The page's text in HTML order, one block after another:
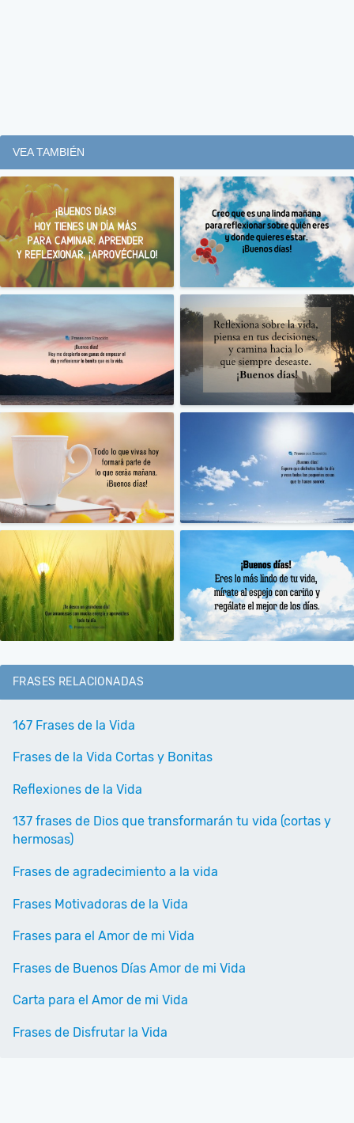
VEA TAMBIÉN
FRASES RELACIONADAS
167 Frases de la Vida
Frases de la Vida Cortas y Bonitas
Reflexiones de la Vida
137 frases de Dios que transformarán tu vida (cortas y
hermosas)
Frases de agradecimiento a la vida
Frases Motivadoras de la Vida
Frases para el Amor de mi Vida
Frases de Buenos Días Amor de mi Vida
Carta para el Amor de mi Vida
Frases de Disfrutar la Vida